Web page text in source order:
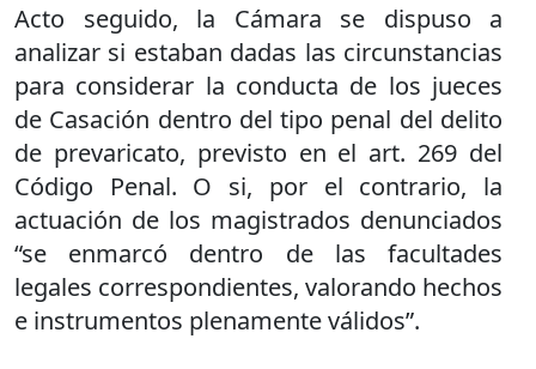
Acto seguido, la Cámara se dispuso a
analizar si estaban dadas las circunstancias
para considerar la conducta de los jueces
de Casación dentro del tipo penal del delito
de prevaricato, previsto en el art. 269 del
Código Penal. O si, por el contrario, la
actuación de los magistrados denunciados
“se enmarcó dentro de las facultades
legales correspondientes, valorando hechos
e instrumentos plenamente válidos”.